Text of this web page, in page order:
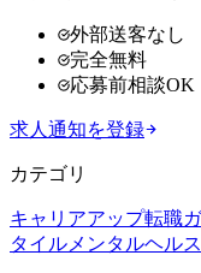
外部送客なし
完全無料
応募前相談OK
求人通知を登録
カテゴリ
キャリアアップ転職
タイル メンタルヘルス